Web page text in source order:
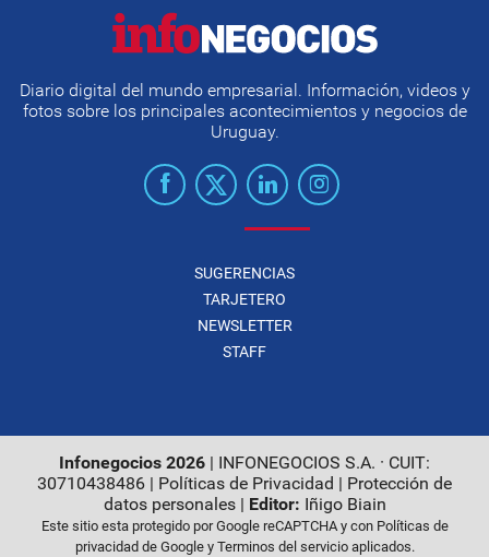
Diario digital del mundo empresarial. Información, videos y
fotos sobre los principales acontecimientos y negocios de
Uruguay.
SUGERENCIAS
TARJETERO
NEWSLETTER
STAFF
Infonegocios 2026 | INFONEGOCIOS S.A. · CUIT:
30710438486 | Políticas de Privacidad | Protección de
datos personales| Editor: Iñigo Biain
Este sitio esta protegido por Google reCAPTCHA y con Políticas de
privacidad de Googley Terminos del servicioaplicados.